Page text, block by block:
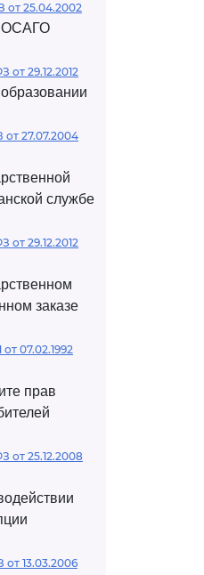
от 25.04.2002
ОСАГО
от 29.12.2012
от 27.07.2004
службе
от 29.12.2012
заказе
от 07.02.1992
прав
от 25.12.2008
от 13.03.2006